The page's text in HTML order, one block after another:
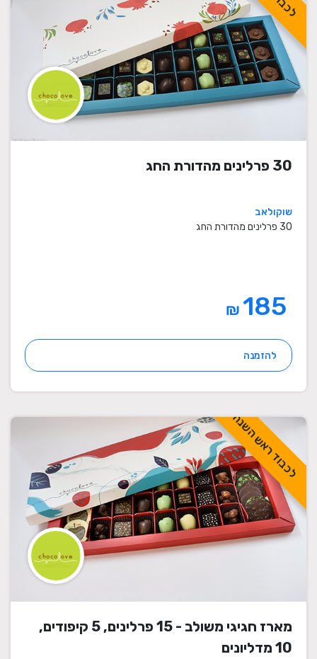
30 פרלינים מהדורת החג
שוקולאב
30 פרלינים מהדורת החג
₪
להזמנה
לכבוד ראש השנה
מארז חגיגי משולב - 15 פרלינים, 5 קיפודים,
10 מדליונים